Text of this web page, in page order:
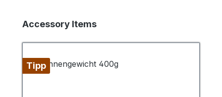
Produktgalerie überspringen
Accessory Items
Tipp